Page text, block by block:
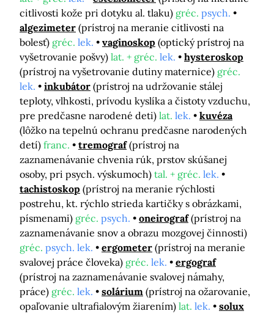
citlivosti kože pri dotyku al. tlaku) gréc. psych.
algezimeter (prístroj na meranie citlivosti na
bolesť) gréc. lek. vaginoskop (optický prístroj na
vyšetrovanie pošvy) lat. + gréc. lek.
hysteroskop
(prístroj na vyšetrovanie dutiny maternice) gréc.
lek.
inkubátor (prístroj na udržovanie stálej
teploty, vlhkosti, prívodu kyslíka a čistoty vzduchu,
pre predčasne narodené deti) lat. lek.
kuvéza
(lôžko na tepelnú ochranu predčasne narodených
detí) franc. tremograf (prístroj na
zaznamenávanie chvenia rúk, prstov skúšanej
osoby, pri psych. výskumoch) tal. + gréc. lek.
tachistoskop (prístroj na meranie rýchlosti
postrehu, kt. rýchlo strieda kartičky s obrázkami,
písmenami) gréc. psych. oneirograf (prístroj na
zaznamenávanie snov a obrazu mozgovej činnosti)
gréc. psych. lek. ergometer (prístroj na meranie
svalovej práce človeka) gréc. lek.
ergograf
(prístroj na zaznamenávanie svalovej námahy,
práce) gréc. lek. solárium (prístroj na ožarovanie,
opaľovanie ultrafialovým žiarením) lat. lek.
solux